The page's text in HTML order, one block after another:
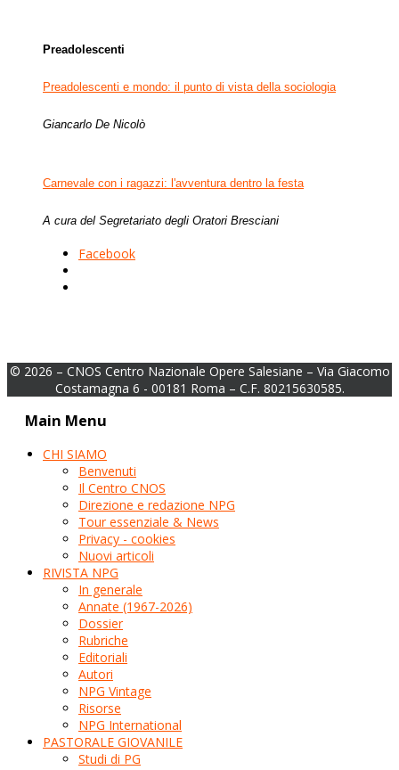
Preadolescenti
Preadolescenti e mondo: il punto di vista della sociologia
Giancarlo De Nicolò
Carnevale con i ragazzi: l'avventura dentro la festa
A cura del Segretariato degli Oratori Bresciani
Facebook
© 2026 – CNOS Centro Nazionale Opere Salesiane – Via Giacomo
Costamagna 6 - 00181 Roma – C.F. 80215630585.
Main Menu
CHI SIAMO
Benvenuti
Il Centro CNOS
Direzione e redazione NPG
Tour essenziale & News
Privacy - cookies
Nuovi articoli
RIVISTA NPG
In generale
Annate (1967-2026)
Dossier
Rubriche
Editoriali
Autori
NPG Vintage
Risorse
NPG International
PASTORALE GIOVANILE
Studi di PG